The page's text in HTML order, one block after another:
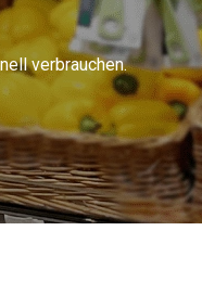
verbrauchen.